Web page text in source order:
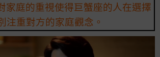
家庭的重視使得巨蟹座的人在選擇
注重對方的家庭觀念。